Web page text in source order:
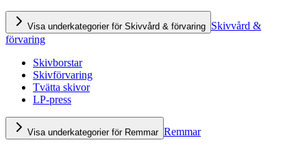
Visa underkategorier för Skivvård & förvaring Skivvård &
förvaring
Skivborstar
Skivförvaring
Tvätta skivor
LP-press
Visa underkategorier för Remmar Remmar